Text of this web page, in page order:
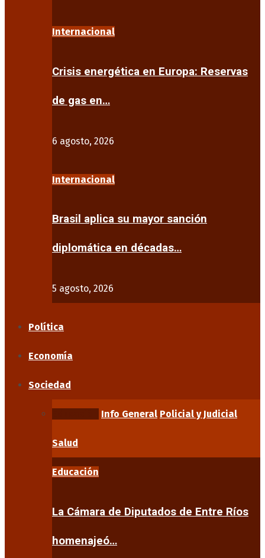
Internacional
Crisis energética en Europa: Reservas
de gas en…
6 agosto, 2026
Internacional
Brasil aplica su mayor sanción
diplomática en décadas…
5 agosto, 2026
Política
Economía
Sociedad
Info General Policial y Judicial
Salud
Educación
La Cámara de Diputados de Entre Ríos
homenajeó…